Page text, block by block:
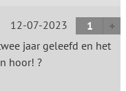
12-07-2023
1
jaar geleefd en het
hoor! ?